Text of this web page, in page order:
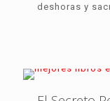
deshoras y